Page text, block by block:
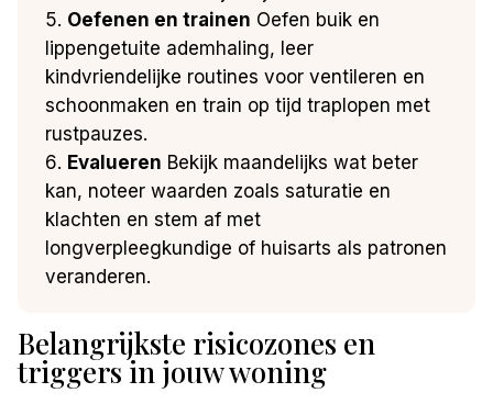
Oefenen en trainen Oefen buik en
lippengetuite ademhaling, leer
kindvriendelijke routines voor ventileren en
schoonmaken en train op tijd traplopen met
rustpauzes.
Evalueren Bekijk maandelijks wat beter
kan, noteer waarden zoals saturatie en
klachten en stem af met
longverpleegkundige of huisarts als patronen
veranderen.
Belangrijkste risicozones en
triggers in jouw woning